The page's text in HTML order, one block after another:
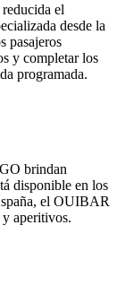
el
desde la
pasajeros
y completar los
programada.
brindan
disponible en los
el OUIBAR
y aperitivos.